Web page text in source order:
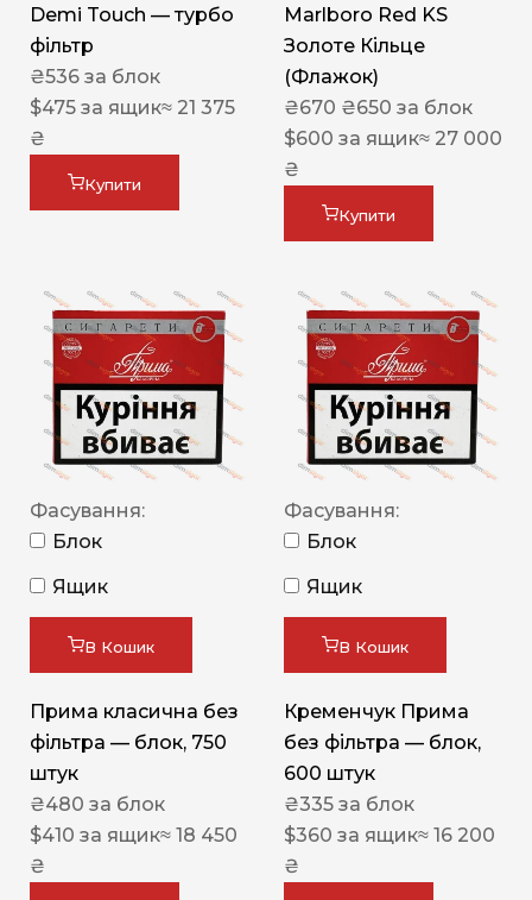
Demi Touch — турбо
фільтр
₴536 за блок
$475 за ящик≈ 21 375
₴
Купити
Marlboro Red KS
Золоте Кільце
(Флажок)
₴670 ₴650 за блок
$600 за ящик≈ 27 000
₴
Купити
Фасування:
Блок
Ящик
В Кошик
Прима класична без
фільтра — блок, 750
штук
₴480 за блок
$410 за ящик≈ 18 450
₴
Фасування:
Блок
Ящик
В Кошик
Кременчук Прима
без фільтра — блок,
600 штук
₴335 за блок
$360 за ящик≈ 16 200
₴